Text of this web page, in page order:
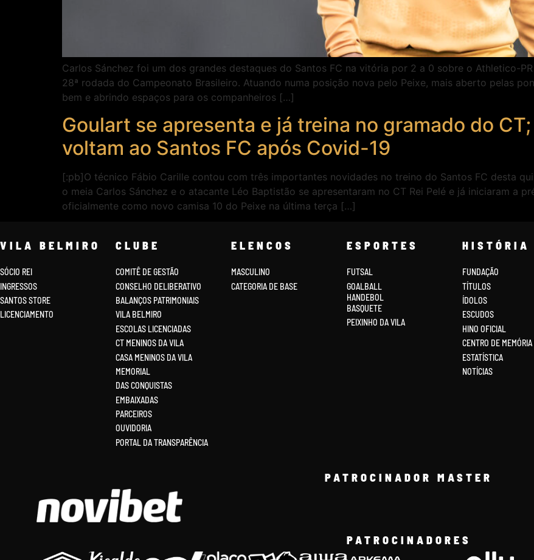
Carlos Sánchez foi um dos grandes destaques do Santos FC na vitória por 2 a 0 sobre o Athletico-
28ª rodada do Campeonato Brasileiro. Atuando numa posição nova pelo Peixe, mais aberto pelas
bem e abrindo espaços para os companheiros […]
Goulart se apresenta e já treina no gramado do
voltam ao Santos FC após Covid-19
[:pb]O técnico Fábio Carille contou com três importantes novidades no treino do Santos FC desta
o meia Carlos Sánchez e o atacante Léo Baptistão se apresentaram no CT Rei Pelé e já iniciaram a
oficialmente como novo camisa 10 do Peixe na última terça […]
VILA BELMIRO
SÓCIO REI
INGRESSOS
SANTOS STORE
LICENCIAMENTO
CLUBE
COMITÊ DE GESTÃO
CONSELHO DELIBERATIVO
BALANÇOS PATRIMONIAIS
VILA BELMIRO
ESCOLAS LICENCIADAS
CT MENINOS DA VILA
CASA MENINOS DA VILA
MEMORIAL
DAS CONQUISTAS
EMBAIXADAS
PARCEIROS
OUVIDORIA
PORTAL DA TRANSPARÊNCIA
ELENCOS
MASCULINO
CATEGORIA DE BASE
ESPORTES
FUTSAL
GOALBALL
HANDEBOL
BASQUETE
PEIXINHO DA VILA
HISTÓRIA
FUNDAÇÃO
TÍTULOS
ÍDOLOS
ESCUDOS
HINO OFICIAL
CENTRO DE MEMÓRIA
ESTATÍSTICA
NOTÍCIAS
PATROCINADOR MASTER
PATROCINADORES